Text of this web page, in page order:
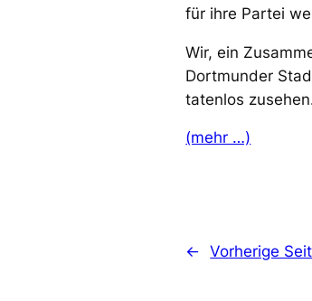
für ihre Partei
Wir, ein
Dortmunder
tatenlos
(mehr …)
← Vorherige